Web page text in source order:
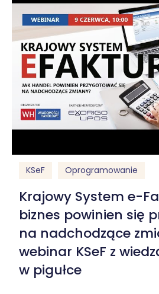
KSeF Oprogramowanie
Krajowy System e-
biznes powinien się
na nadchodzące
webinar KSeF z
w pigułce